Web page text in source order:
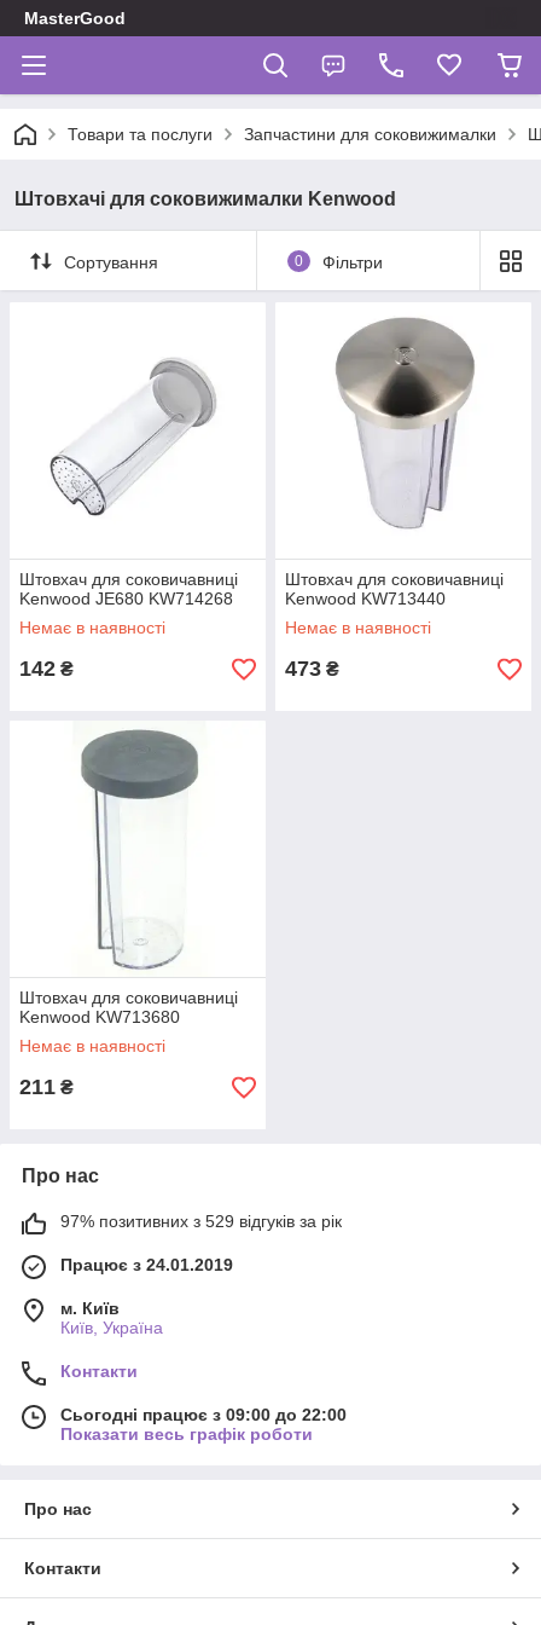
MasterGood
Товари та послуги Запчастини для соковижималки
Штовхачі для соковижималки Kenwood
Сортування 0 Фільтри
Штовхач для соковичавниці
Kenwood JE680 KW714268
Немає в наявності
142 ₴
Штовхач для соковичавниці
Kenwood KW713440
Немає в наявності
473 ₴
Штовхач для соковичавниці
Kenwood KW713680
Немає в наявності
211 ₴
Про нас
97% позитивних з 529 відгуків за рік
Працює з 24.01.2019
м. Київ
Київ, Україна
Контакти
Сьогодні працює з 09:00 до 22:00
Показати весь графік роботи
Про нас
Контакти